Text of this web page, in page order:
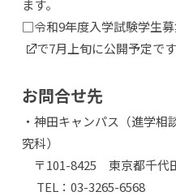
ます。
□令和9年度入学試験学生募
で7月上旬に公開予定です
お問合せ先
・神田キャンパス（進学
究科）
〒101-8425 東京都千代
TEL：03-3265-6568